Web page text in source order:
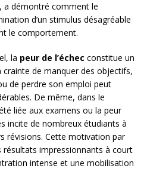
a démontré comment le
d’un stimulus désagréable
le comportement.
la peur de l’échec constitue un
crainte de manquer des objectifs,
de perdre son emploi peut
De même, dans le
liée aux examens ou la peur
incite de nombreux étudiants à
révisions. Cette motivation par
impressionnants à court
intense et une mobilisation